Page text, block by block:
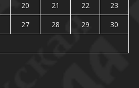
20 21 22
23
27 28 29
30